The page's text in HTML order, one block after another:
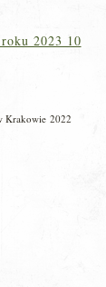
2023 10
Krakowie 2022